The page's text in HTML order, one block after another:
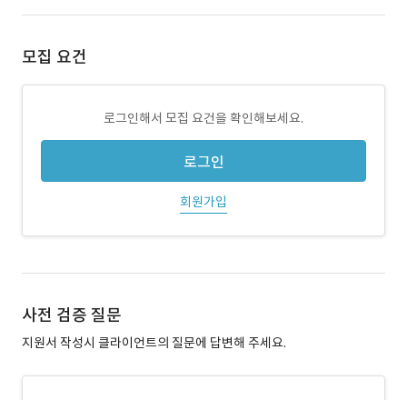
모집 요건
로그인해서 모집 요건을 확인해보세요.
로그인
회원가입
사전 검증 질문
지원서 작성시 클라이언트의 질문에 답변해 주세요.